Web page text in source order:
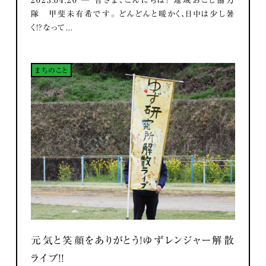
隊 甲斐未有希です。 どんどんと暖かく、日中は少し暑
く！？なって...
まちのこと
元気と笑顔をありがとう！ゆずレンジャー解散
ライブ！！